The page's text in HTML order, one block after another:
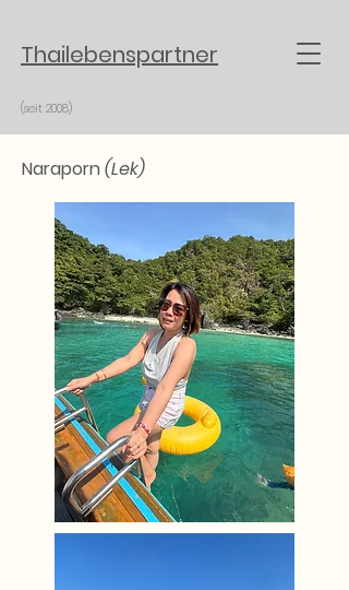
(seit 2008)
Thailebenspartner
Naraporn(Lek)